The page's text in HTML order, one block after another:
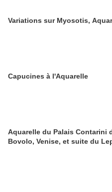
Variations sur Myosotis,
Capucines à l'Aquarelle
Aquarelle du Palais Contarini
Bovolo, Venise, et suite du